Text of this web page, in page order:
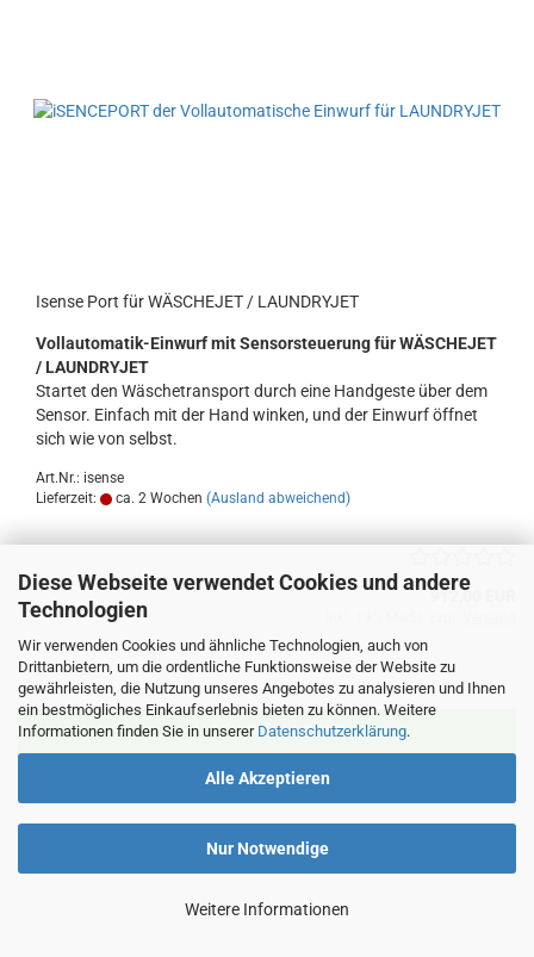
Diese Webseite verwendet Cookies und andere
Technologien
Wir verwenden Cookies und ähnliche Technologien, auch von
Drittanbietern, um die ordentliche Funktionsweise der Website zu
gewährleisten, die Nutzung unseres Angebotes zu analysieren und Ihnen
ein bestmögliches Einkaufserlebnis bieten zu können. Weitere
Informationen finden Sie in unserer Datenschutzerklärung.
Alle Akzeptieren
Nur Notwendige
Weitere Informationen
Isense Port für WÄSCHEJET / LAUNDRYJET
Vollautomatik-Einwurf mit Sensorsteuerung für WÄSCHEJET
/ LAUNDRYJET
Startet den Wäschetransport durch eine Handgeste über dem
Sensor. Einfach mit der Hand winken, und der Einwurf öffnet
sich wie von selbst.
Art.Nr.: isense
Lieferzeit:
ca. 2 Wochen (Ausland abweichend)
912,00 EUR
IN DEN WARENKORB